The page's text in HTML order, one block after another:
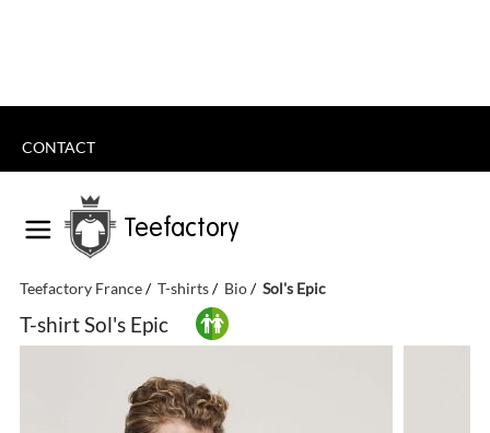
CONTACT
Teefactory
Teefactory France T-shirts Bio Sol's Epic
T-shirt Sol's Epic